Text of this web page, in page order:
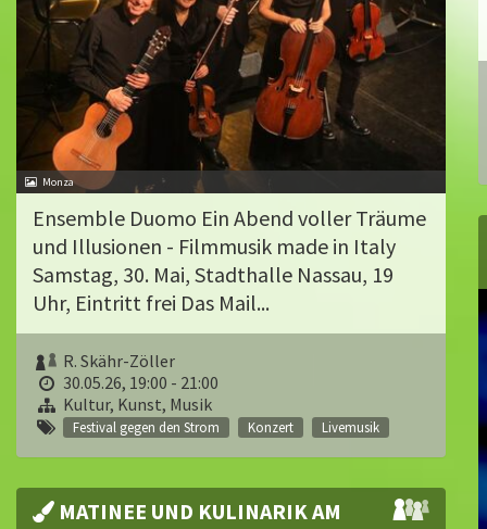
Monza
Ensemble Duomo Ein Abend voller Träume
und Illusionen - Filmmusik made in Italy
Samstag, 30. Mai, Stadthalle Nassau, 19
Uhr, Eintritt frei Das Mail...
R. Skähr-Zöller
30.05.26, 19:00 - 21:00
Kultur, Kunst, Musik
Festival gegen den Strom Konzert Livemusik
MATINEE UND KULINARIK AM